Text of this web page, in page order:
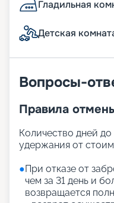
Гладильная
Детская
Вопросы-
Правила
Количество дней
удержания от
●При отказе от
чем за 31 день и
возвращается